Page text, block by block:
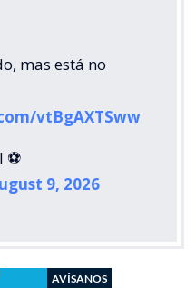
mas está no
vtBgAXTSww
⚽
9, 2026
AVÍSANOS